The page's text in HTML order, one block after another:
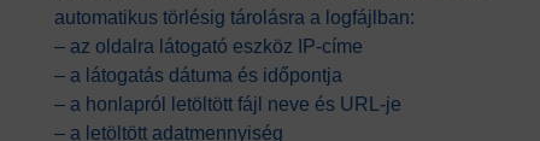
automatikus törlésig tárolásra a logfájlban:
– az oldalra látogató eszköz IP-címe
– a látogatás dátuma és időpontja
– a honlapról letöltött fájl neve és URL-je
– a letöltött adatmennyiség